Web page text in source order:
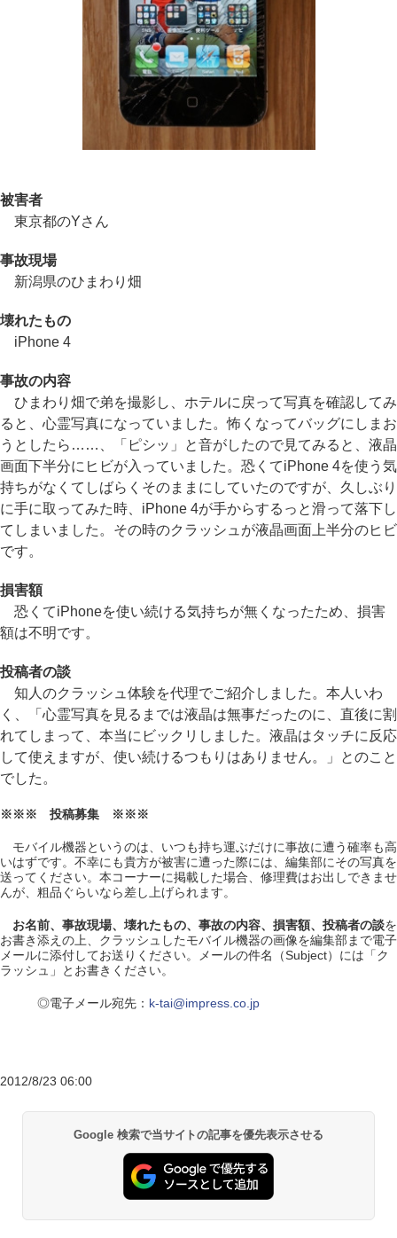
被害者
東京都のYさん
事故現場
新潟県のひまわり畑
壊れたもの
iPhone 4
事故の内容
ひまわり畑で弟を撮影し、ホテルに戻って写真を確認してみ
ると、心霊写真になっていました。怖くなってバッグにしまお
うとしたら……、「ピシッ」と音がしたので見てみると、液晶
画面下半分にヒビが入っていました。恐くてiPhone 4を使う気
持ちがなくてしばらくそのままにしていたのですが、久しぶり
に手に取ってみた時、iPhone 4が手からするっと滑って落下し
てしまいました。その時のクラッシュが液晶画面上半分のヒビ
です。
損害額
恐くてiPhoneを使い続ける気持ちが無くなったため、損害
額は不明です。
投稿者の談
知人のクラッシュ体験を代理でご紹介しました。本人いわ
く、「心霊写真を見るまでは液晶は無事だったのに、直後に割
れてしまって、本当にビックリしました。液晶はタッチに反応
して使えますが、使い続けるつもりはありません。」とのこと
でした。
※※※ 投稿募集 ※※※
モバイル機器というのは、いつも持ち運ぶだけに事故に遭う確率も高
いはずです。不幸にも貴方が被害に遭った際には、編集部にその写真を
送ってください。本コーナーに掲載した場合、修理費はお出しできませ
んが、粗品ぐらいなら差し上げられます。
お名前、事故現場、壊れたもの、事故の内容、損害額、投稿者の談を
お書き添えの上、クラッシュしたモバイル機器の画像を編集部まで電子
メールに添付してお送りください。メールの件名（Subject）には「ク
ラッシュ」とお書きください。
◎電子メール宛先： k-tai@impress.co.jp
2012/8/23 06:00
Google 検索で当サイトの記事を優先表示させる